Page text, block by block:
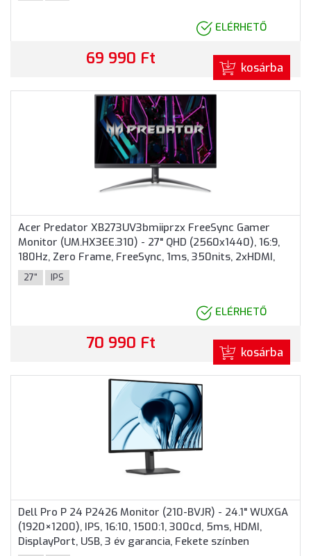
ELÉRHETŐ
69 990 Ft kosárba
Acer Predator XB273UV3bmiiprzx FreeSync Gamer
Monitor (UM.HX3EE.310) - 27" QHD (2560x1440), 16:9,
180Hz, Zero Frame, FreeSync, 1ms, 350nits, 2xHDMI,
DisplayPort, 4xUSB 2 év garancia, Fekete színben
27" IPS
ELÉRHETŐ
70 990 Ft kosárba
Dell Pro P 24 P2426 Monitor (210-BVJR) - 24.1" WUXGA
(1920×1200), IPS, 16:10, 1500:1, 300cd, 5ms, HDMI,
DisplayPort, USB, 3 év garancia, Fekete színben